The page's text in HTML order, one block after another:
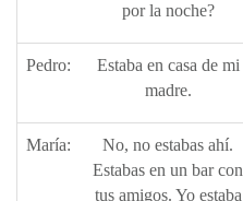
por la noche?
Pedro:
Estaba en casa de mi
madre.
María:
No, no estabas ahí.
Estabas en un bar con
tus amigos. Yo estaba